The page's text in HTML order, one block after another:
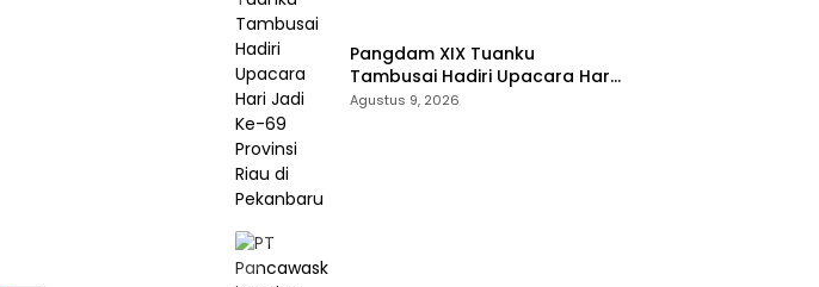
Pangdam XIX Tuanku
Tambusai Hadiri Upacara Hari
Jadi Ke-69 Provinsi Riau di
Agustus 9, 2026